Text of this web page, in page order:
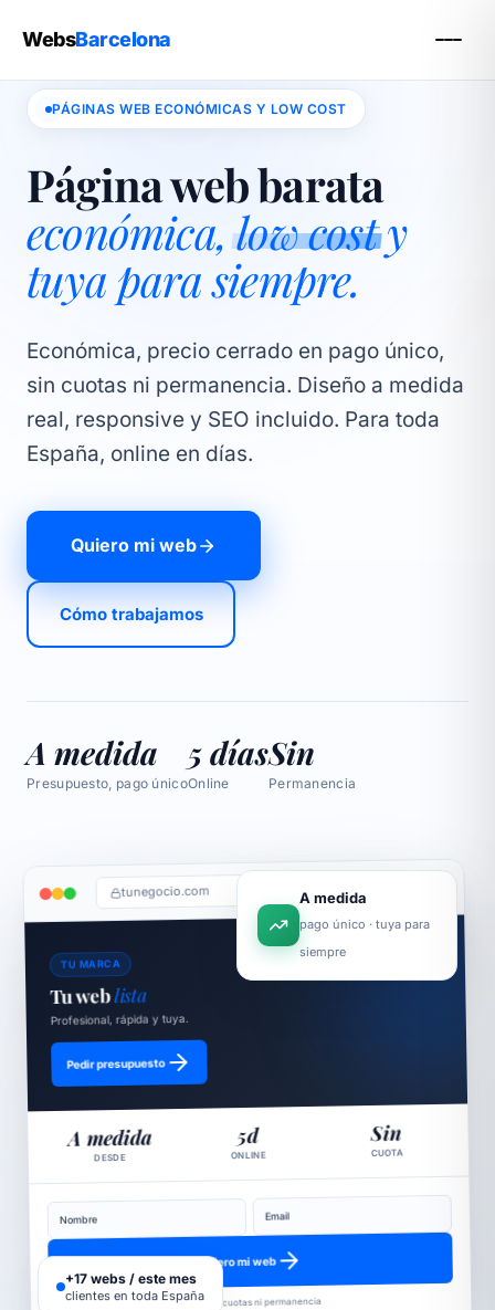
WebsBarcelona
PÁGINAS WEB ECONÓMICAS Y LOW COST
Página web barata
económica,low costy
tuya para siempre.
Económica, precio cerrado en pago único,
sin cuotas ni permanencia. Diseño a medida
real, responsive y SEO incluido. Para toda
España, online en días.
Quiero mi web
Cómo trabajamos
A medida
Presupuesto, pago único
5 días
Online
Sin
Permanencia
tunegocio.com
TU MARCA
Tu web lista
Profesional, rápida y tuya.
Pedir presupuesto
A medida 5d
ONLINE
Sin
CUOTA
Nombre Email
Quiero mi web
Sin cuotas ni permanencia
A medida
pago único · tuya para
siempre
+17 webs / este mes
clientes en toda España